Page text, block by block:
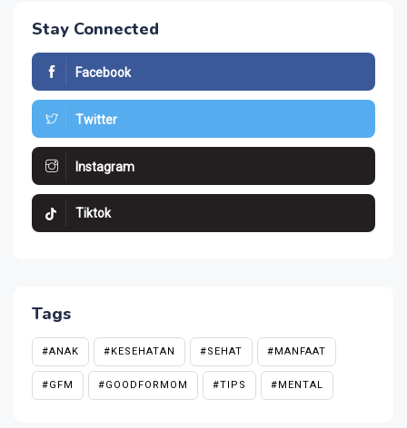
Stay Connected
Facebook
Twitter
Instagram
Tiktok
Tags
#ANAK #KESEHATAN #SEHAT #MANFAAT
#GFM #GOODFORMOM #TIPS #MENTAL